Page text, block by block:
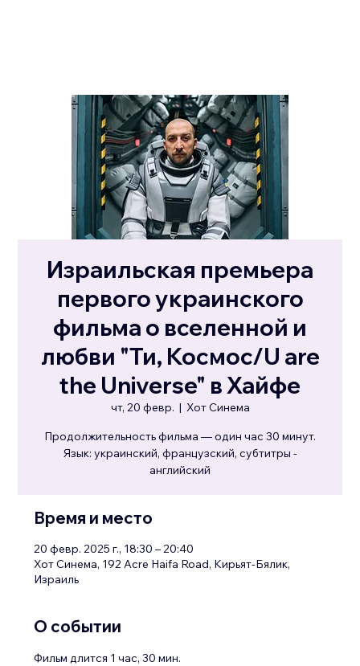
Израильская премьера
первого украинского
фильма о вселенной и
любви "Ти, Космос/U are
the Universe" в Хайфе
чт, 20 февр.
  |
Хот Синема
Продолжительность фильма — один час 30 минут.
Язык: украинский, французский, субтитры -
английский
Время и место
20 февр. 2025 г., 18:30 – 20:40
Хот Синема, 192 Acre Haifa Road, Кирьят-Бялик,
Израиль
О событии
Фильм длится 1 час, 30 мин.